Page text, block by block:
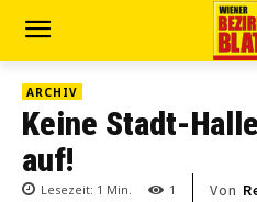
ARCHIV
Keine Stadt-
auf!
Lesezeit: 1 Min. 1 Von